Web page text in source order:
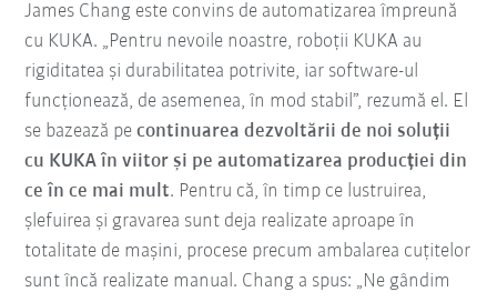
James Chang este convins de automatizarea împreună
cu KUKA. „Pentru nevoile noastre, roboții KUKA au
rigiditatea și durabilitatea potrivite, iar software-ul
funcționează, de asemenea, în mod stabil”, rezumă el. El
se bazează pecontinuarea dezvoltării de noi soluții
cu KUKA în viitor și pe automatizarea producției din
ce în ce mai mult. Pentru că, în timp ce lustruirea,
șlefuirea și gravarea sunt deja realizate aproape în
totalitate de mașini, procese precum ambalarea cuțitelor
sunt încă realizate manual. Chang a spus: „Ne gândim